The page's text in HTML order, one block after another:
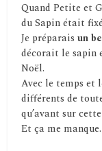
Quand Petite et
du Sapin était
Je préparaisun
décorait le sapin
Noël.
Avec le temps et
différents de
qu’avant sur
Et ça me manque.